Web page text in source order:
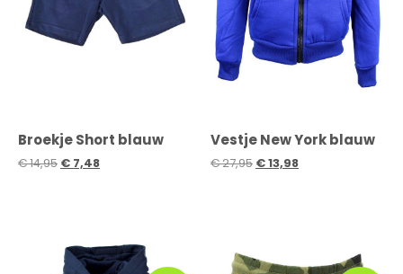
Broekje Short blauw
€14,95 € 7,48
Vestje New York blauw
€27,95 €13,98